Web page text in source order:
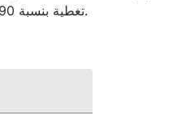
تغطية بنسبة 90 ٪ لجميع النصوص.